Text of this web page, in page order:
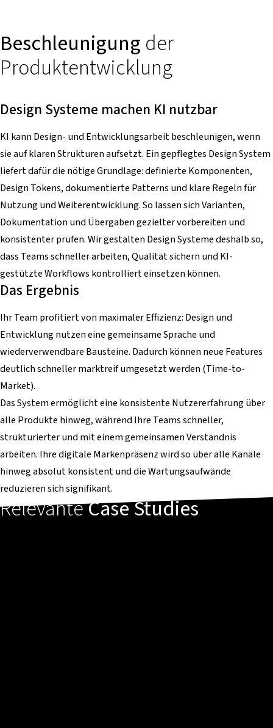
Beschleunigung der
Produktentwicklung
Design Systeme machen KI nutzbar
KI kann Design- und Entwicklungsarbeit beschleunigen, wenn
sie auf klaren Strukturen aufsetzt. Ein gepflegtes Design System
liefert dafür die nötige Grundlage: definierte Komponenten,
Design Tokens, dokumentierte Patterns und klare Regeln für
Nutzung und Weiterentwicklung. So lassen sich Varianten,
Dokumentation und Übergaben gezielter vorbereiten und
konsistenter prüfen. Wir gestalten Design Systeme deshalb so,
dass Teams schneller arbeiten, Qualität sichern und KI-
gestützte Workflows kontrolliert einsetzen können.
Das Ergebnis
Ihr Team profitiert von maximaler Effizienz: Design und
Entwicklung nutzen eine gemeinsame Sprache und
wiederverwendbare Bausteine. Dadurch können neue Features
deutlich schneller marktreif umgesetzt werden (Time-to-
Market).
Das System ermöglicht eine konsistente Nutzererfahrung über
alle Produkte hinweg, während Ihre Teams schneller,
strukturierter und mit einem gemeinsamen Verständnis
arbeiten. Ihre digitale Markenpräsenz wird so über alle Kanäle
hinweg absolut konsistent und die Wartungsaufwände
reduzieren sich signifikant.
RelevanteCase Studies